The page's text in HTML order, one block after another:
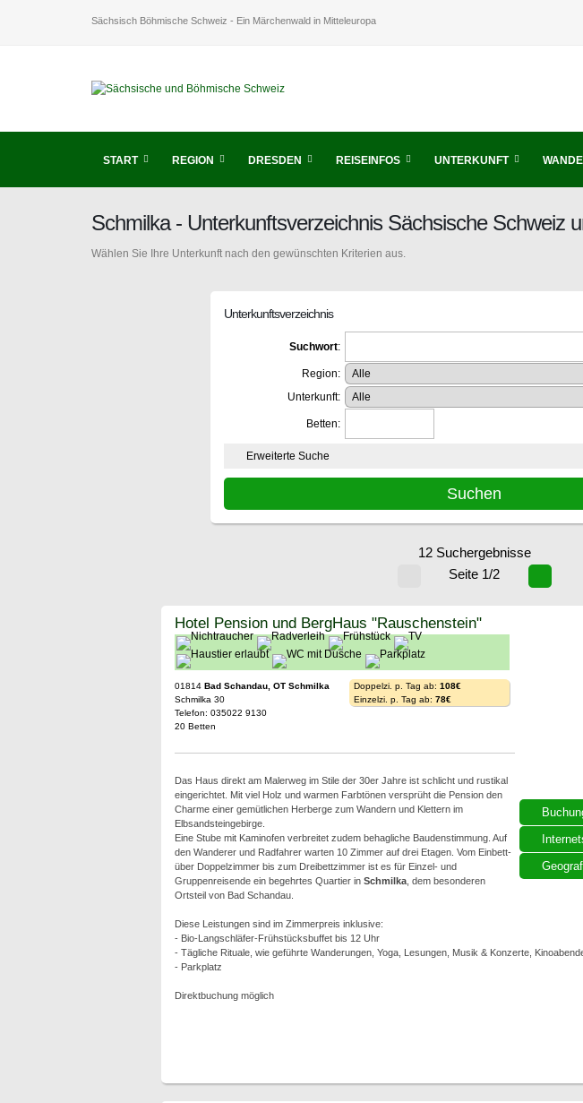
Sächsisch Böhmische Schweiz - Ein Märchenwald in Mitteleuropa
START REGION DRESDEN REISEINFOS UNTERKUNFT
Schmilka - Unterkunftsverzeichnis Sächsische Schweiz
Wählen Sie Ihre Unterkunft nach den gewünschten Kriterien aus.
Unterkunftsverzeichnis
Suchwort:
Region:
Unterkunft:
Betten:
Erweiterte Suche
12 Suchergebnisse
Seite 1/2
Hotel Pension und BergHaus "Rauschenstein"
01814 Bad Schandau, OT Schmilka
Schmilka 30
Telefon: 035022 9130
20 Betten
Doppelzi. p. Tag ab: 108€
Einzelzi. p. Tag ab: 78€
Das Haus direkt am Malerweg im Stile der 30er Jahre ist schlicht und rustikal
eingerichtet. Mit viel Holz und warmen Farbtönen versprüht die Pension den
Charme einer gemütlichen Herberge zum Wandern und Klettern im
Elbsandsteingebirge.
Eine Stube mit Kaminofen verbreitet zudem behagliche Baudenstimmung. Auf
den Wanderer und Radfahrer warten 10 Zimmer auf drei Etagen. Vom Einbett-
über Doppelzimmer bis zum Dreibettzimmer ist es für Einzel- und
Gruppenreisende ein begehrtes Quartier in Schmilka, dem besonderen
Ortsteil von Bad Schandau.
Diese Leistungen sind im Zimmerpreis inklusive:
- Bio-Langschläfer-Frühstücksbuffet bis 12 Uhr
- Tägliche Rituale, wie geführte Wanderungen, Yoga, Lesungen, Musik & Konzerte,
- Parkplatz
Direktbuchung möglich